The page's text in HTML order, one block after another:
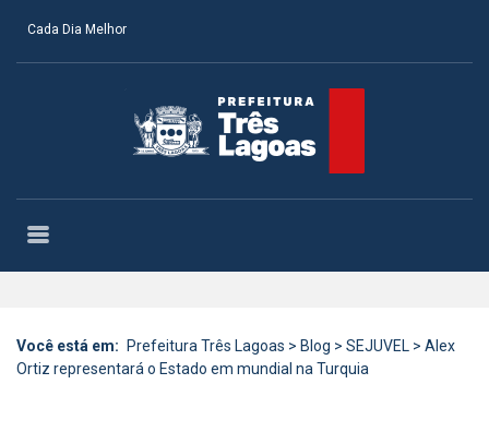
Cada Dia Melhor
Você está em: Prefeitura Três Lagoas > Blog > SEJUVEL > Alex
Ortiz representará o Estado em mundial na Turquia